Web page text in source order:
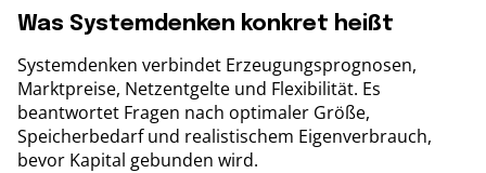
Was Systemdenken konkret heißt
Systemdenken verbindet Erzeugungsprognosen,
Marktpreise, Netzentgelte und Flexibilität. Es
beantwortet Fragen nach optimaler Größe,
Speicherbedarf und realistischem Eigenverbrauch,
bevor Kapital gebunden wird.